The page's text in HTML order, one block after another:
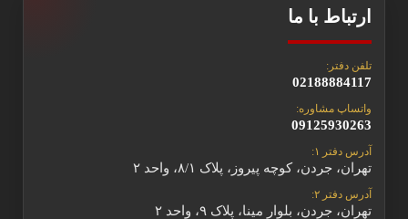
ارتباط با ما
تلفن دفتر:
02188884117
واتساپ مشاوره:
09125930263
آدرس دفتر ۱:
تهران، جردن، کوچه پیروز، پلاک ۸/۱، واحد ۲
آدرس دفتر ۲:
تهران، جردن، بلوار مینا، پلاک ۹، واحد ۲